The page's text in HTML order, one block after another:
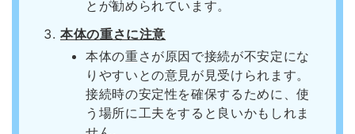
とが勧められています。
本体の重さに注意
本体の重さが原因で接続が不安定にな
りやすいとの意見が見受けられます。
接続時の安定性を確保するために、使
う場所に工夫をすると良いかもしれま